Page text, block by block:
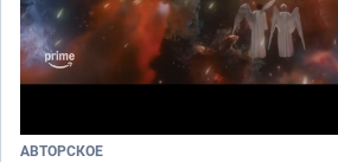
АВТОРСКОЕ